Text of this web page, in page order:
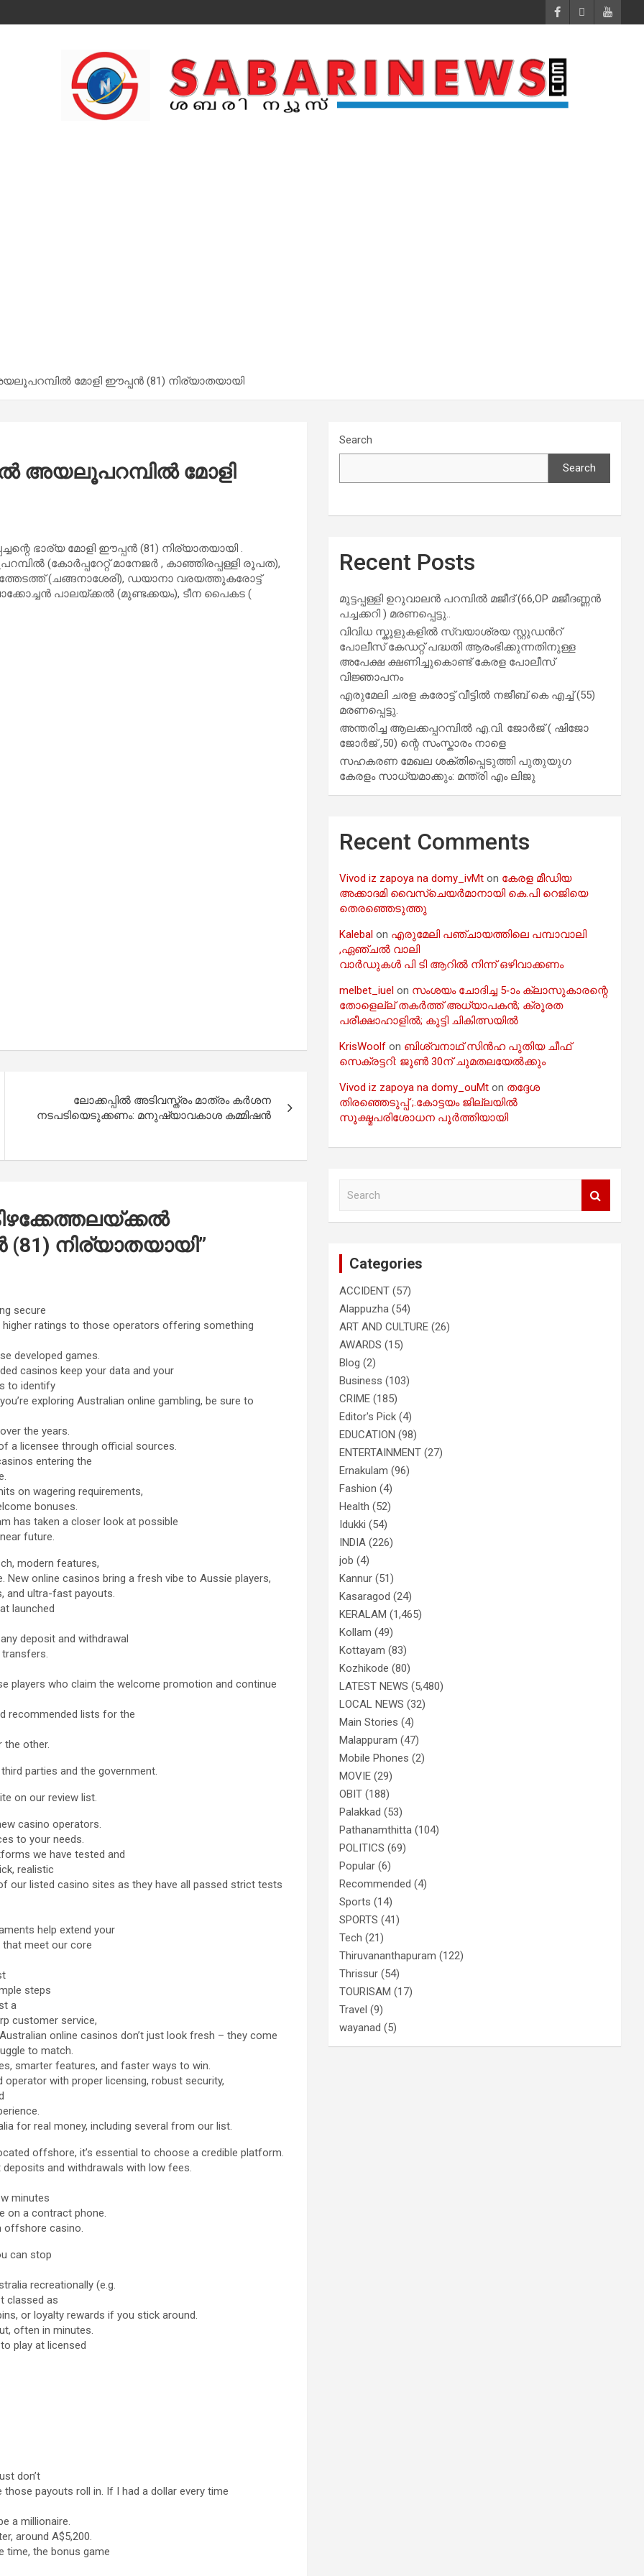
മോളി ഈപ്പൻ (81) നിര്യാതയായി
അയലൂപറമ്പിൽ മോളി
ഭാര്യ മോളി ഈപ്പൻ (81) നിര്യാതയായി .
(കോർപ്പറേറ്റ് മാനേജർ , കാഞ്ഞിരപ്പള്ളി രൂപത),
(ചങ്ങനാശേരി), ഡയാനാ വരയത്തുകരോട്ട്
പാലയ്ക്കൽ (മുണ്ടക്കയം), ടീന പൈകട (
ലോക്കപ്പില്‍ അടിവസ്ത്രം മാത്രം കര്‍ശന
നടപടിയെടുക്കണം: മനുഷ്യാവകാശ കമ്മിഷന്‍
നിര്യാതയായി”
secure
ratings to those operators offering something
developed games.
casinos keep your data and your
to identify
exploring Australian online gambling, be sure to
the years.
a licensee through official sources.
entering the
on wagering requirements,
bonuses.
has taken a closer look at possible
future.
modern features,
New online casinos bring a fresh vibe to Aussie players,
and ultra-fast payouts.
launched
deposit and withdrawal
transfers.
players who claim the welcome promotion and continue
recommended lists for the
the other.
parties and the government.
on our review list.
casino operators.
to your needs.
we have tested and
realistic
our listed casino sites as they have all passed strict tests
help extend your
that meet our core
steps
a
customer service,
online casinos don’t just look fresh – they come
to match.
smarter features, and faster ways to win.
with proper licensing, robust security,
for real money, including several from our list.
offshore, it’s essential to choose a credible platform.
and withdrawals with low fees.
minutes
on a contract phone.
offshore casino.
can stop
recreationally (e.g.
classed as
or loyalty rewards if you stick around.
often in minutes.
play at licensed
don’t
payouts roll in. If I had a dollar every time
a millionaire.
around A$5,200.
time, the bonus game
Search
Search
Recent Posts
മുട്ടപ്പള്ളി ഉറുവാലൻ പറമ്പിൽ മജീദ് (66,OP മജീദണ്ണൻ
പച്ചക്കറി ) മരണപ്പെട്ടു..
വിവിധ സ്കൂളുകളില്‍ സ്വയാശ്രയ സ്റ്റുഡന്‍റ്
പോലീസ് കേഡറ്റ് പദ്ധതി ആരംഭിക്കുന്നതിനുള്ള
അപേക്ഷ ക്ഷണിച്ചുകൊണ്ട് കേരള പോലീസ്
വിജ്ഞാപനം
എരുമേലി ചരള കരോട്ട് വീട്ടിൽ നജീബ് കെ എച്ച് (55)
മരണപ്പെട്ടു.
അന്തരിച്ച ആ​ല​ക്ക​പ്പ​റമ്പിൽ​ എ.​വി. ജോ​ർ​ജ് ( ഷിജോ
ജോർജ് ,50) ന്റെ സംസ്കാരം നാളെ
സഹകരണ മേഖല ശക്തിപ്പെടുത്തി പുതുയുഗ
കേരളം സാധ്യമാക്കും: മന്ത്രി എം ലിജു
Recent Comments
Vivod iz zapoya na domy_ivMt on കേരള മീഡിയ
അക്കാദമി വൈസ്ചെയർമാനായി കെ.പി റെജിയെ
തെരഞ്ഞെടുത്തു
Kalebal on എരുമേലി പഞ്ചായത്തിലെ പമ്പാവാലി
,ഏഞ്ചൽ വാലി
വാർഡുകൾ പി ടി ആറിൽ നിന്ന് ഒഴിവാക്കണം
melbet_iuel on സംശയം ചോദിച്ച 5-ാം ക്ലാസുകാരന്റെ
തോളെല്ല് തകർത്ത് അധ്യാപകൻ; ക്രൂരത
പരീക്ഷാഹാളിൽ; കുട്ടി ചികിത്സയിൽ
KrisWoolf on ബിശ്വനാഥ് സിൻഹ പുതിയ ചീഫ്
സെക്രട്ടറി: ജൂൺ 30ന് ചുമതലയേൽക്കും
Vivod iz zapoya na domy_ouMt on തദ്ദേശ
തിരഞ്ഞെടുപ്പ് ;.കോട്ടയം ജില്ലയിൽ
സൂക്ഷ്മപരിശോധന പൂർത്തിയായി
Categories
ACCIDENT (57)
Alappuzha (54)
ART AND CULTURE (26)
AWARDS (15)
Blog (2)
Business (103)
CRIME (185)
Editor's Pick (4)
EDUCATION (98)
ENTERTAINMENT (27)
Ernakulam (96)
Fashion (4)
Health (52)
Idukki (54)
INDIA (226)
job (4)
Kannur (51)
Kasaragod (24)
KERALAM (1,465)
Kollam (49)
Kottayam (83)
Kozhikode (80)
LATEST NEWS (5,480)
LOCAL NEWS (32)
Main Stories (4)
Malappuram (47)
Mobile Phones (2)
MOVIE (29)
OBIT (188)
Palakkad (53)
Pathanamthitta (104)
POLITICS (69)
Popular (6)
Recommended (4)
Sports (14)
SPORTS (41)
Tech (21)
Thiruvananthapuram (122)
Thrissur (54)
TOURISAM (17)
Travel (9)
wayanad (5)